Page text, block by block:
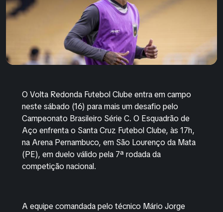
O Volta Redonda Futebol Clube entra em campo
neste sábado (16) para mais um desafio pelo
Campeonato Brasileiro Série C. O Esquadrão de
Aço enfrenta o Santa Cruz Futebol Clube, às 17h,
na Arena Pernambuco, em São Lourenço da Mata
(PE), em duelo válido pela 7ª rodada da
competição nacional.
A equipe comandada pelo técnico Mário Jorge